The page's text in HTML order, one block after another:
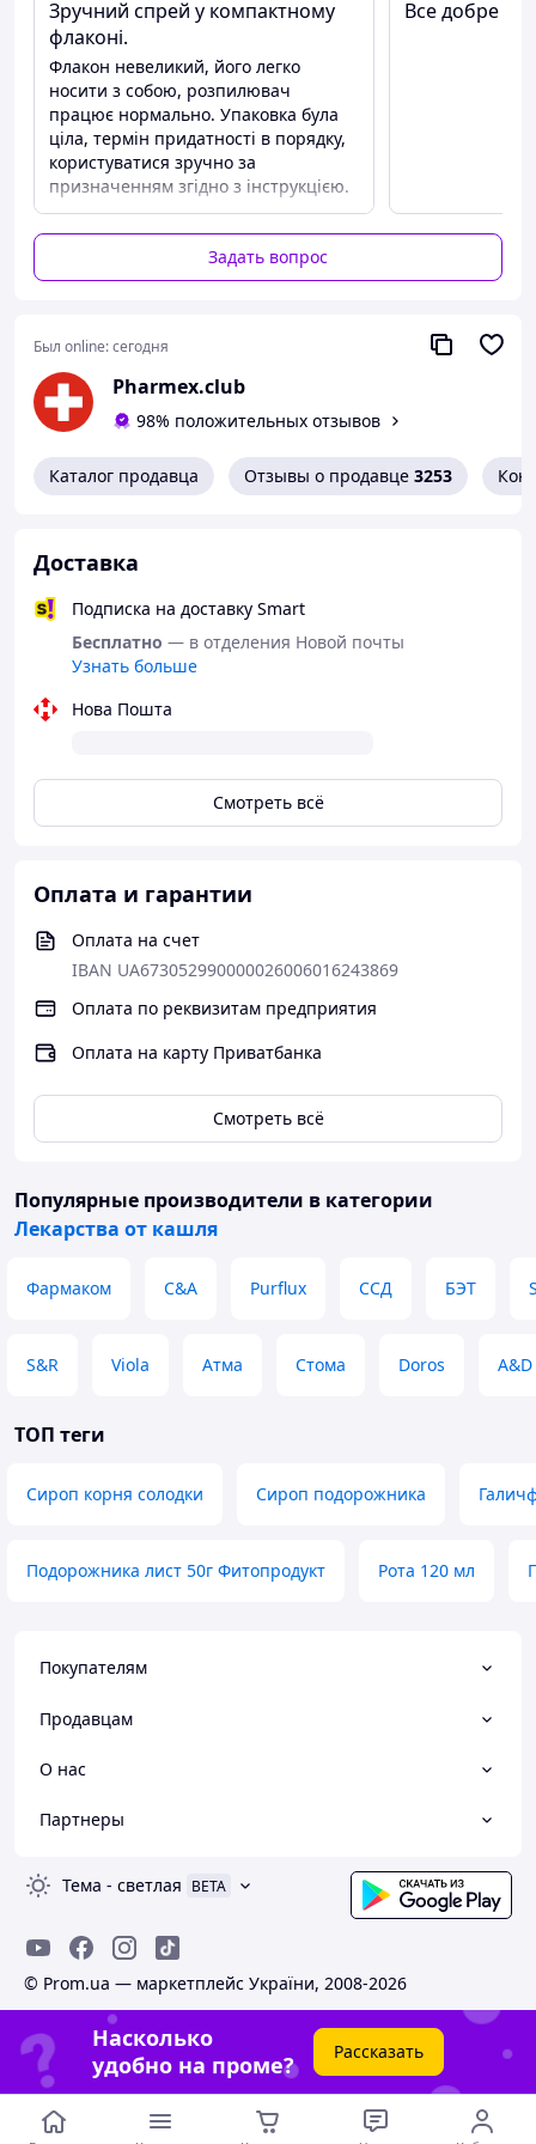
Постановка диагноза и выбор методики лечения
осуществляется только врачом!
Мы не несем ответственности за возможные
негативные последствия, возникшие в результате
использования информации, размещенной на сайте.
Покупатель берет на себя риск повреждения/потери
вследствие военных действий отправленного
Поставщиком Товара, при этом Поставщик прилагает
максимальные разумные усилия для документирования
такой потери и/или ее причины.
Наши клиенты
Зручний спрей у компактному
флаконі.
Флакон невеликий, його легко
носити з собою, розпилювач
працює нормально. Упаковка була
ціла, термін придатності в порядку,
користуватися зручно за
призначенням згідно з інструкцією.
Все добре
Задать вопрос
Был online:сегодня
Pharmex.club
98% положительных отзывов
Каталог продавца Отзывы о продавце 3253
Доставка
Подписка на доставку Smart
Бесплатно — в отделения Новой почты
Узнать больше
Нова Пошта
Смотреть всё
Оплата и гарантии
Оплата на счет
IBAN UA673052990000026006016243869
Оплата по реквизитам предприятия
Оплата на карту Приватбанка
Смотреть всё
Популярные производители в категории
Лекарства от кашля
Фармаком C&A Purflux ССД БЭТ
S&R Viola Атма Стома Doros A&D
ТОП теги
Сироп корня солодки Сироп подорожника
Подорожника лист 50г Фитопродукт Рота 120 мл
Покупателям
Продавцам
О нас
Партнеры
Тема - светлая BETA
© Prom.ua — маркетплейс України, 2008-2026
Насколько
удобно на проме?
Рассказать